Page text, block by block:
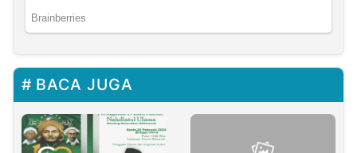
BACA JUGA